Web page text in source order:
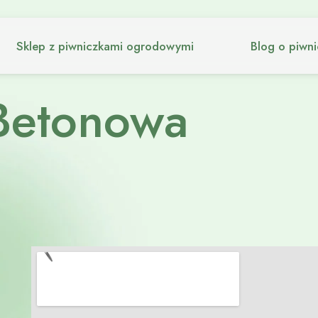
Sklep z piwniczkami ogrodowymi Blog o